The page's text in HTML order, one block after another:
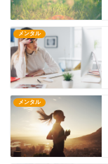
メンタル
メンタル